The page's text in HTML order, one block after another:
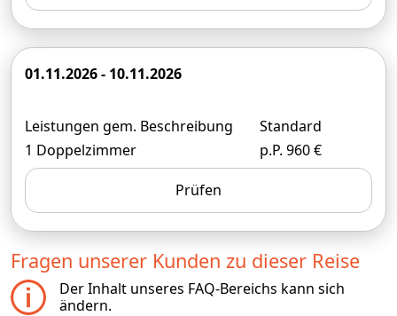
01.11.2026 - 10.11.2026
Leistungen gem. Beschreibung
1 Doppelzimmer
Standard
p.P. 960 €
Prüfen
Fragen unserer Kunden zu dieser Reise
Der Inhalt unseres FAQ-Bereichs kann sich
ändern.